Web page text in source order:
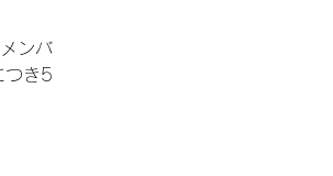
ンバ
つき5